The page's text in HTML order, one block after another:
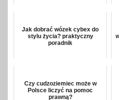
Jak dobrać wózek cybex do
stylu życia? praktyczny
poradnik
Czy cudzoziemiec może w
Polsce liczyć na pomoc
prawną?